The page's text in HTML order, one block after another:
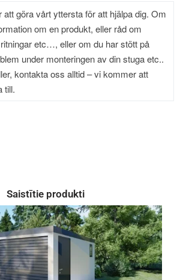
att göra vårt yttersta för att hjälpa dig. Om
om en produkt, eller råd om
etc…, eller om du har stött på
under monteringen av din stuga etc..
kontakta oss alltid – vi kommer att
till.
Saistītie produkti